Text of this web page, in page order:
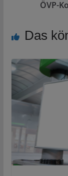
ÖVP-
Das